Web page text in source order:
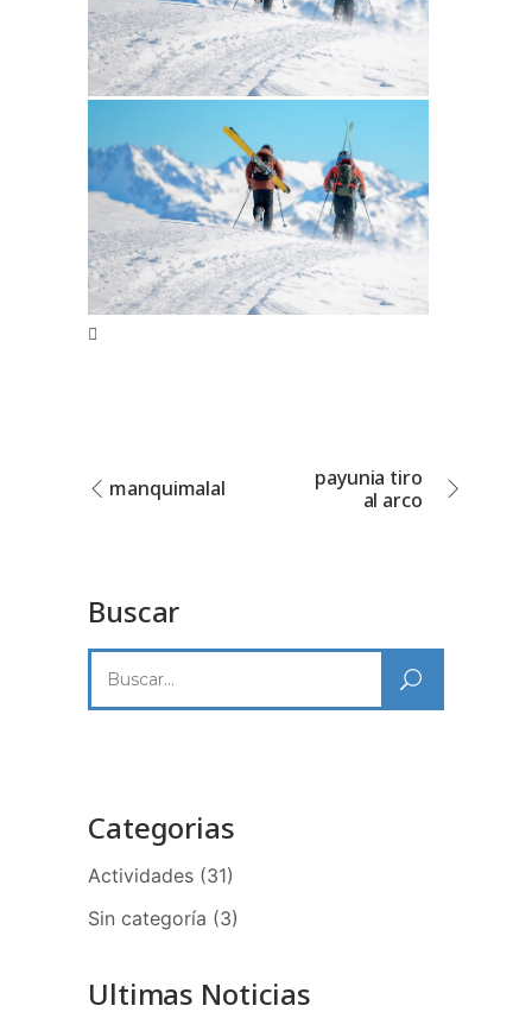
manquimalal
payunia tiro
al arco
Buscar
Categorias
Actividades (31)
Sin categoría (3)
Ultimas Noticias